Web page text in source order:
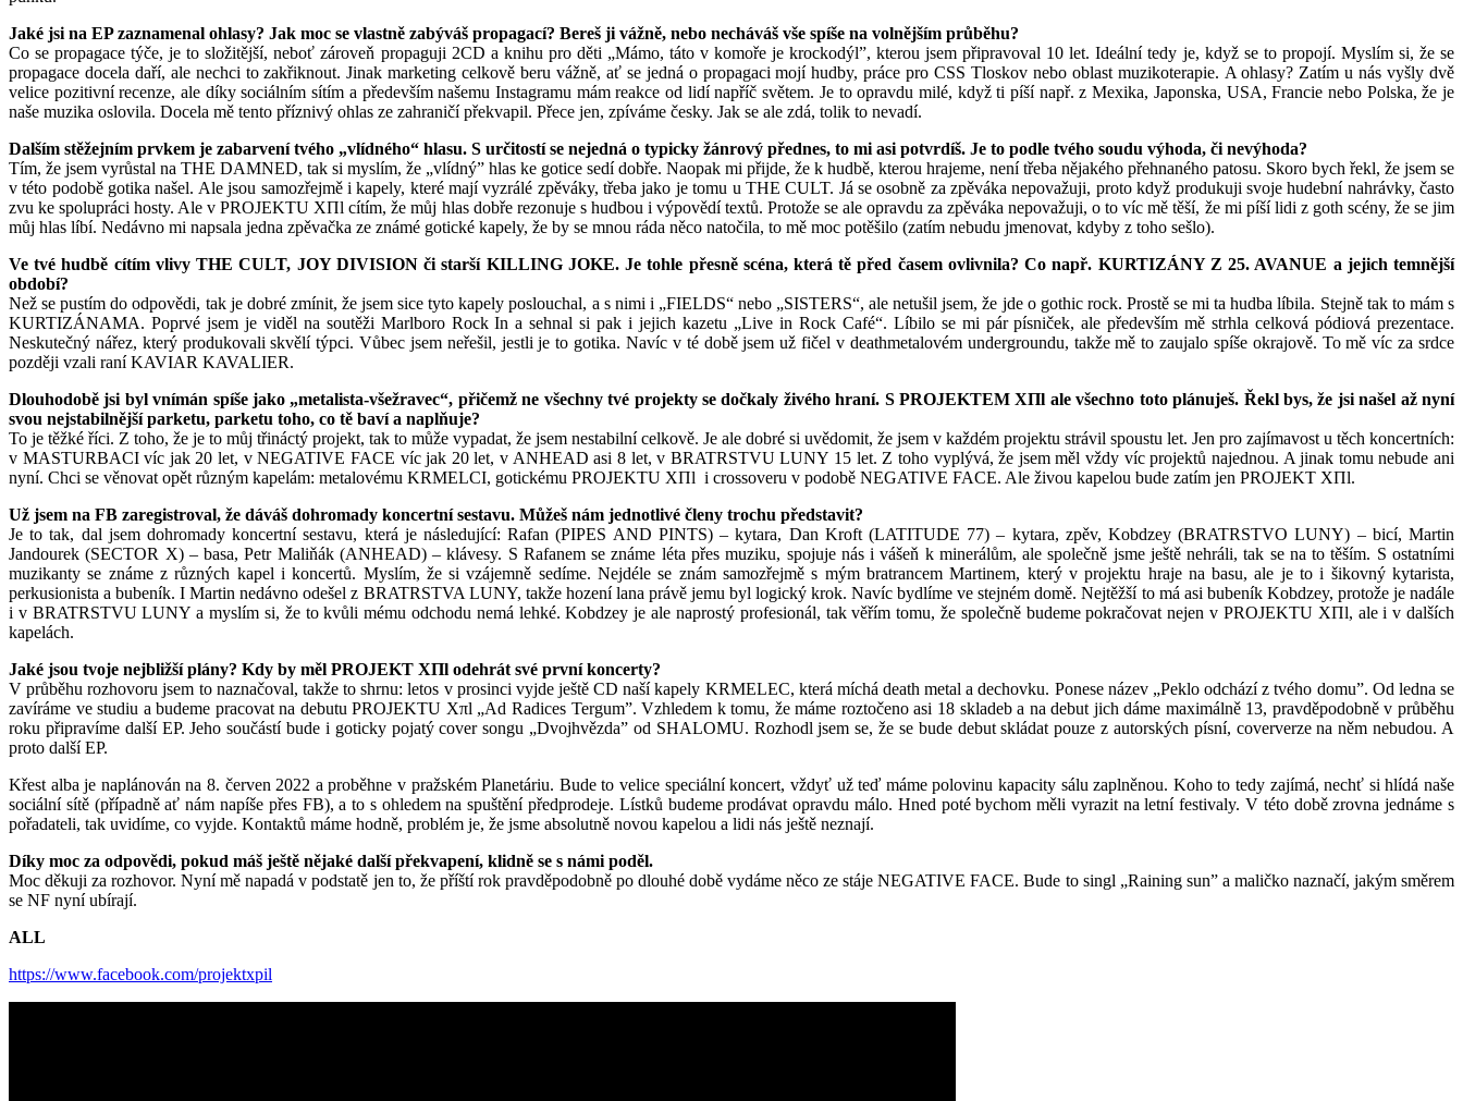
Jaké jsi na EP zaznamenal ohlasy? Jak moc se vlastně zabýváš propagací? Bereš ji vážně, nebo necháváš vše spíše na volnějším průběhu?
Co se propagace týče, je to složitější, neboť zároveň propaguji 2CD a knihu pro děti „Mámo, táto v komoře je krockodýl”, kterou jsem připravoval 10 let. Ideální tedy je, když se to propojí. Myslím si, že se
propagace docela daří, ale nechci to zakřiknout. Jinak marketing celkově beru vážně, ať se jedná o propagaci mojí hudby, práce pro CSS Tloskov nebo oblast muzikoterapie. A ohlasy? Zatím u nás vyšly dvě
velice pozitivní recenze, ale díky sociálním sítím a především našemu Instagramu mám reakce od lidí napříč světem. Je to opravdu milé, když ti píší např. z Mexika, Japonska, USA, Francie nebo Polska, že je
naše muzika oslovila. Docela mě tento příznivý ohlas ze zahraničí překvapil. Přece jen, zpíváme česky. Jak se ale zdá, tolik to nevadí.
Dalším stěžejním prvkem je zabarvení tvého „vlídného“ hlasu. S určitostí se nejedná o typicky žánrový přednes, to mi asi potvrdíš. Je to podle tvého soudu výhoda, či nevýhoda?
Tím, že jsem vyrůstal na THE DAMNED, tak si myslím, že „vlídný” hlas ke gotice sedí dobře. Naopak mi přijde, že k hudbě, kterou hrajeme, není třeba nějakého přehnaného patosu. Skoro bych řekl, že jsem se
v této podobě gotika našel. Ale jsou samozřejmě i kapely, které mají vyzrálé zpěváky, třeba jako je tomu u THE CULT. Já se osobně za zpěváka nepovažuji, proto když produkuji svoje hudební nahrávky, často
zvu ke spolupráci hosty. Ale v PROJEKTU XΠl cítím, že můj hlas dobře rezonuje s hudbou i výpovědí textů. Protože se ale opravdu za zpěváka nepovažuji, o to víc mě těší, že mi píší lidi z goth scény, že se jim
můj hlas líbí. Nedávno mi napsala jedna zpěvačka ze známé gotické kapely, že by se mnou ráda něco natočila, to mě moc potěšilo (zatím nebudu jmenovat, kdyby z toho sešlo).
Ve tvé hudbě cítím vlivy THE CULT, JOY DIVISION či starší KILLING JOKE. Je tohle přesně scéna, která tě před časem ovlivnila? Co např. KURTIZÁNY Z 25. AVANUE a jejich temnější
období?
Než se pustím do odpovědi, tak je dobré zmínit, že jsem sice tyto kapely poslouchal, a s nimi i „FIELDS“ nebo „SISTERS“, ale netušil jsem, že jde o gothic rock. Prostě se mi ta hudba líbila. Stejně tak to mám s
KURTIZÁNAMA. Poprvé jsem je viděl na soutěži Marlboro Rock In a sehnal si pak i jejich kazetu „Live in Rock Café“. Líbilo se mi pár písniček, ale především mě strhla celková pódiová prezentace.
Neskutečný nářez, který produkovali skvělí týpci. Vůbec jsem neřešil, jestli je to gotika. Navíc v té době jsem už fičel v deathmetalovém undergroundu, takže mě to zaujalo spíše okrajově. To mě víc za srdce
později vzali raní KAVIAR KAVALIER.
Dlouhodobě jsi byl vnímán spíše jako „metalista-všežravec“, přičemž ne všechny tvé projekty se dočkaly živého hraní. S PROJEKTEM XΠl ale všechno toto plánuješ. Řekl bys, že jsi našel až nyní
svou nejstabilnější parketu, parketu toho, co tě baví a naplňuje?
To je těžké říci. Z toho, že je to můj třináctý projekt, tak to může vypadat, že jsem nestabilní celkově. Je ale dobré si uvědomit, že jsem v každém projektu strávil spoustu let. Jen pro zajímavost u těch koncertních:
v MASTURBACI víc jak 20 let, v NEGATIVE FACE víc jak 20 let, v ANHEAD asi 8 let, v BRATRSTVU LUNY 15 let. Z toho vyplývá, že jsem měl vždy víc projektů najednou. A jinak tomu nebude ani
nyní. Chci se věnovat opět různým kapelám: metalovému KRMELCI, gotickému PROJEKTU XΠl i crossoveru v podobě NEGATIVE FACE. Ale živou kapelou bude zatím jen PROJEKT XΠl.
Už jsem na FB zaregistroval, že dáváš dohromady koncertní sestavu. Můžeš nám jednotlivé členy trochu představit?
Je to tak, dal jsem dohromady koncertní sestavu, která je následující: Rafan (PIPES AND PINTS) – kytara, Dan Kroft (LATITUDE 77) – kytara, zpěv, Kobdzey (BRATRSTVO LUNY) – bicí, Martin
Jandourek (SECTOR X) – basa, Petr Maliňák (ANHEAD) – klávesy. S Rafanem se známe léta přes muziku, spojuje nás i vášeň k minerálům, ale společně jsme ještě nehráli, tak se na to těším. S ostatními
muzikanty se známe z různých kapel i koncertů. Myslím, že si vzájemně sedíme. Nejdéle se znám samozřejmě s mým bratrancem Martinem, který v projektu hraje na basu, ale je to i šikovný kytarista,
perkusionista a bubeník. I Martin nedávno odešel z BRATRSTVA LUNY, takže hození lana právě jemu byl logický krok. Navíc bydlíme ve stejném domě. Nejtěžší to má asi bubeník Kobdzey, protože je nadále
i v BRATRSTVU LUNY a myslím si, že to kvůli mému odchodu nemá lehké. Kobdzey je ale naprostý profesionál, tak věřím tomu, že společně budeme pokračovat nejen v PROJEKTU XΠl, ale i v dalších
kapelách.
Jaké jsou tvoje nejbližší plány? Kdy by měl PROJEKT XΠl odehrát své první koncerty?
V průběhu rozhovoru jsem to naznačoval, takže to shrnu: letos v prosinci vyjde ještě CD naší kapely KRMELEC, která míchá death metal a dechovku. Ponese název „Peklo odchází z tvého domu”. Od ledna se
zavíráme ve studiu a budeme pracovat na debutu PROJEKTU Xπl „Ad Radices Tergum”. Vzhledem k tomu, že máme roztočeno asi 18 skladeb a na debut jich dáme maximálně 13, pravděpodobně v průběhu
roku připravíme další EP. Jeho součástí bude i goticky pojatý cover songu „Dvojhvězda” od SHALOMU. Rozhodl jsem se, že se bude debut skládat pouze z autorských písní, coververze na něm nebudou. A
proto další EP.
Křest alba je naplánován na 8. červen 2022 a proběhne v pražském Planetáriu. Bude to velice speciální koncert, vždyť už teď máme polovinu kapacity sálu zaplněnou. Koho to tedy zajímá, nechť si hlídá naše
sociální sítě (případně ať nám napíše přes FB), a to s ohledem na spuštění předprodeje. Lístků budeme prodávat opravdu málo. Hned poté bychom měli vyrazit na letní festivaly. V této době zrovna jednáme s
pořadateli, tak uvidíme, co vyjde. Kontaktů máme hodně, problém je, že jsme absolutně novou kapelou a lidi nás ještě neznají.
Díky moc za odpovědi, pokud máš ještě nějaké další překvapení, klidně se s námi poděl.
Moc děkuji za rozhovor. Nyní mě napadá v podstatě jen to, že příští rok pravděpodobně po dlouhé době vydáme něco ze stáje NEGATIVE FACE. Bude to singl „Raining sun” a maličko naznačí, jakým směrem
se NF nyní ubírají.
ALL
https://www.facebook.com/projektxpil